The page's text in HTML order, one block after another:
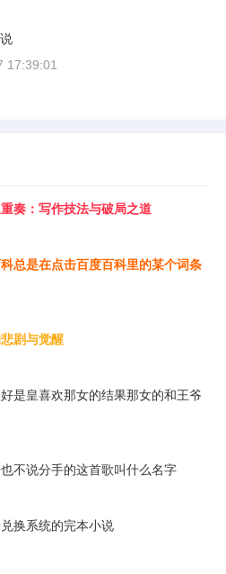
17:39:01
奏：写作技法与破局之道
总是在点击百度百科里的某个词条
剧与觉醒
是皇喜欢那女的结果那女的和王爷
不说分手的这首歌叫什么名字
换系统的完本小说